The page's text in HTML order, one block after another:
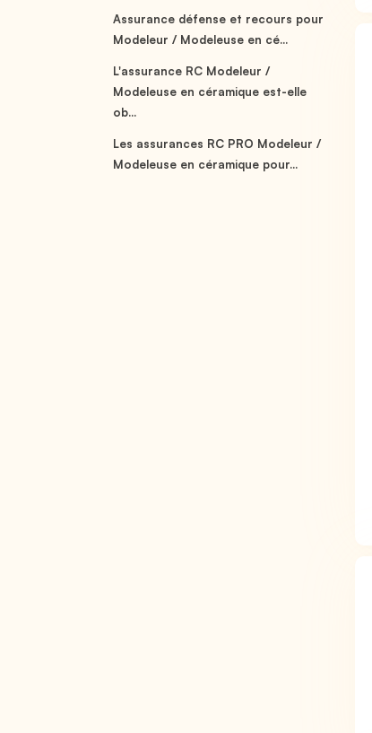
Assurance défense et recours pour
Modeleur / Modeleuse en cé...
L'assurance RC Modeleur /
Modeleuse en céramique est-elle
ob...
Les assurances RC PRO Modeleur /
Modeleuse en céramique pour...